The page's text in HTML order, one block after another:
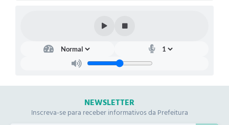
NEWSLETTER
Inscreva-se para receber informativos da Prefeitura